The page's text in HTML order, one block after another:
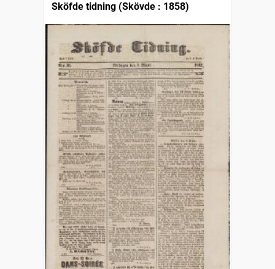
Sköfde tidning (Skövde : 1858)